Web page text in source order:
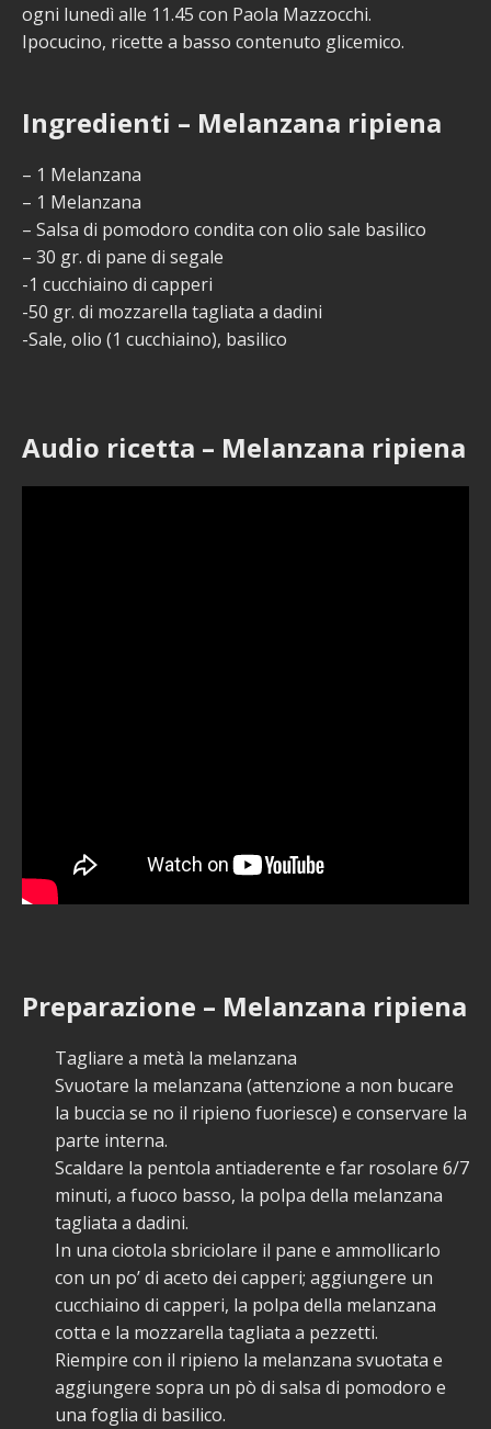
ogni lunedì alle 11.45 con Paola Mazzocchi.
Ipocucino, ricette a basso contenuto glicemico.
Ingredienti – Melanzana ripiena
– 1 Melanzana
– 1 Melanzana
– Salsa di pomodoro condita con olio sale basilico
– 30 gr. di pane di segale
-1 cucchiaino di capperi
-50 gr. di mozzarella tagliata a dadini
-Sale, olio (1 cucchiaino), basilico
Audio ricetta – Melanzana ripiena
Preparazione – Melanzana ripiena
Tagliare a metà la melanzana
Svuotare la melanzana (attenzione a non bucare
la buccia se no il ripieno fuoriesce) e conservare la
parte interna.
Scaldare la pentola antiaderente e far rosolare 6/7
minuti, a fuoco basso, la polpa della melanzana
tagliata a dadini.
In una ciotola sbriciolare il pane e ammollicarlo
con un po’ di aceto dei capperi; aggiungere un
cucchiaino di capperi, la polpa della melanzana
cotta e la mozzarella tagliata a pezzetti.
Riempire con il ripieno la melanzana svuotata e
aggiungere sopra un pò di salsa di pomodoro e
una foglia di basilico.